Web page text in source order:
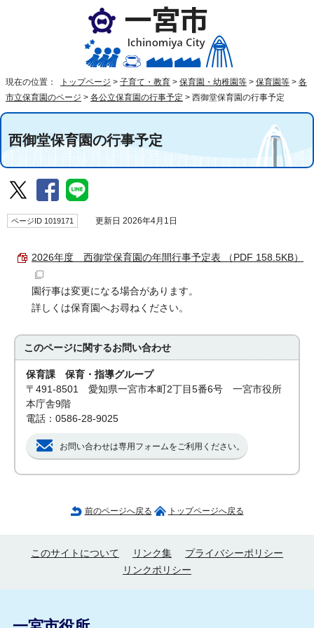
現在の位置： トップページ > 子育て・教育 > 保育園・幼稚園等 > 保育園等 > 各
市立保育園のページ > 各公立保育園の行事予定 > 西御堂保育園の行事予定
西御堂保育園の行事予定
ページID 1019171 更新日 2026年4月1日
2026年度 西御堂保育園の年間行事予定表 （PDF 158.5KB）
園行事は変更になる場合があります。
詳しくは保育園へお尋ねください。
このページに関するお問い合わせ
保育課 保育・指導グループ
〒491-8501 愛知県一宮市本町2丁目5番6号 一宮市役所
本庁舎9階
電話：0586-28-9025
お問い合わせは専用フォームをご利用ください。
前のページへ戻る トップページへ戻る
このサイトについて リンク集
プライバシーポリシー
リンクポリシー